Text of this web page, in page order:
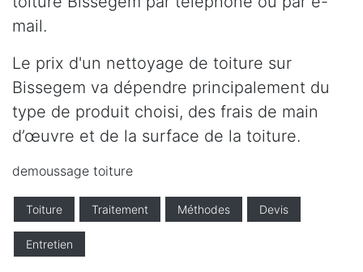
mail.
Le prix d'un nettoyage de toiture sur
Bissegem va dépendre principalement du
type de produit choisi, des frais de main
d’œuvre et de la surface de la toiture.
demoussage toiture
Toiture Traitement Méthodes Devis
Entretien